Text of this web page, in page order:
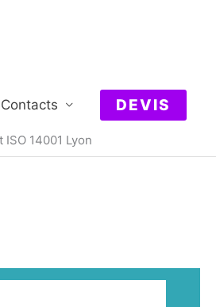
Contacts DEVIS
ISO 14001 Lyon